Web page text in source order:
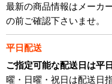
最新の商品情報はメーカ
の前ご確認下さいませ。
平日配送
ご指定可能な配送日は平
曜・日曜・祝日は配送日